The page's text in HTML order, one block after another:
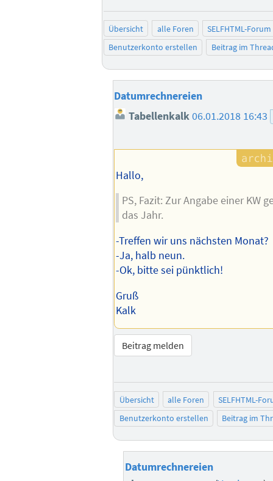
Übersicht alle Foren
SELFHTML-Forum
Benutzerkonto erstellen
Beitrag im
Datumrechnereien
Tabellenkalk 06.01.2018 16:43
Hallo,
PS, Fazit: Zur Angabe einer KW
das Jahr.
-Treffen wir uns nächsten Monat?
-Ja, halb neun.
-Ok, bitte sei pünktlich!
Gruß
Kalk
Beitrag melden
Übersicht alle Foren
SELFHTML-
Benutzerkonto erstellen
Beitrag im
Datumrechnereien